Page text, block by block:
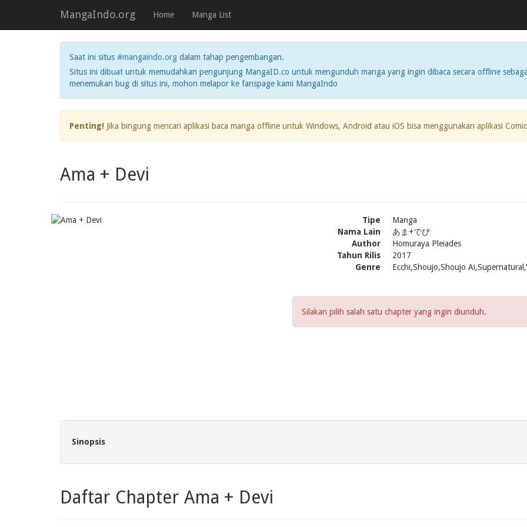
MangaIndo.org Home Manga List
Saat ini situs #mangaindo.org dalam tahap pengembangan.
Situs ini dibuat untuk memudahkan pengunjung MangaID.co untuk mengunduh manga yang ingin dibaca secara offline
menemukan bug di situs ini, mohon melapor ke fanspage kami MangaIndo
Penting! Jika bingung mencari aplikasi baca manga offline untuk Windows, Android atau iOS bisa menggunakan aplikasi
Ama + Devi
Tipe
Manga
Nama Lain
あま+でび
Author
Homuraya Pleiades
Tahun Rilis
2017
Genre
Ecchi,Shoujo,Shoujo
Silakan pilih salah satu chapter yang ingin diunduh.
Sinopsis
Daftar Chapter Ama + Devi